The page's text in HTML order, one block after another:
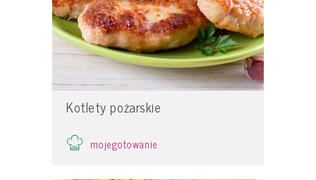
Kotlety pożarskie
mojegotowanie